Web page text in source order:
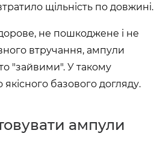
щільність по довжині.
не пошкоджене і не
втручання, ампули
"зайвими". У такому
базового догляду.
ампули